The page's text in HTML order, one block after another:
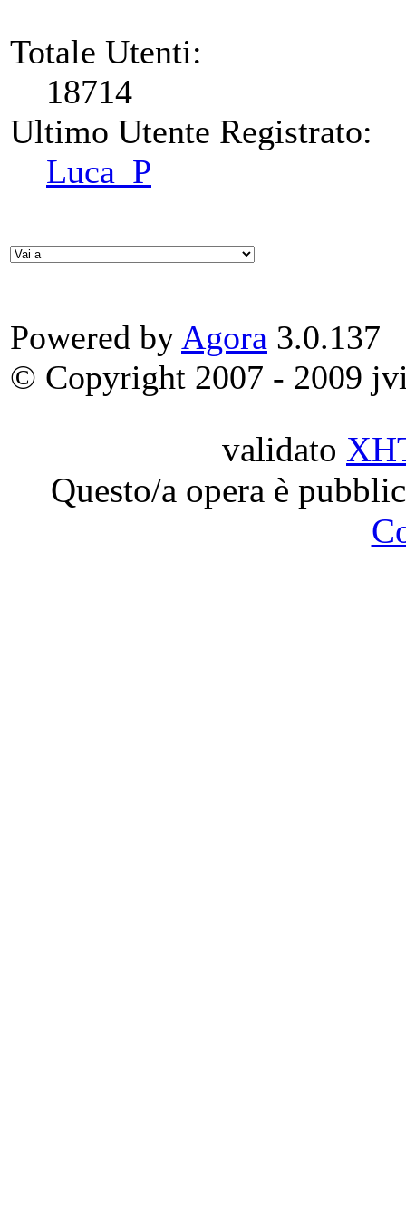
Totale Utenti:
18714
Ultimo Utente Registrato:
Luca_P
Powered by Agora 3.0.137
© Copyright 2007 - 2009
validato
Questo/a opera è